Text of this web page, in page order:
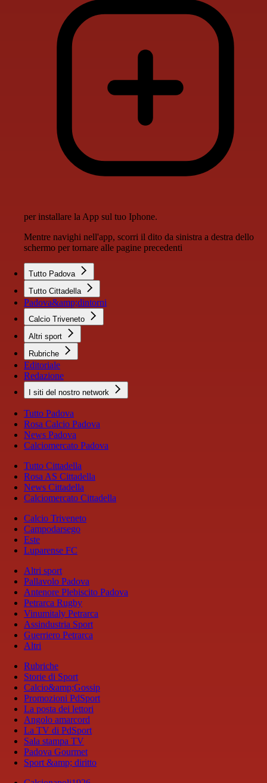
per installare la App sul tuo Iphone.
Mentre navighi nell'app, scorri il dito da sinistra a destra dello
schermo per tornare alle pagine precedenti
Tutto Padova
Tutto Cittadella
Padova&amp;dintorni
Calcio Triveneto
Altri sport
Rubriche
Editoriale
Redazione
I siti del nostro network
Tutto Padova
Rosa Calcio Padova
News Padova
Calciomercato Padova
Tutto Cittadella
Rosa AS Cittadella
News Cittadella
Calciomercato Cittadella
Calcio Triveneto
Campodarsego
Este
Luparense FC
Altri sport
Pallavolo Padova
Antenore Plebiscito Padova
Petrarca Rugby
Vinumitaly Petrarca
Assindustria Sport
Guerriero Petrarca
Altri
Rubriche
Storie di Sport
Calcio&amp;Gossip
Promozioni PdSport
La posta dei lettori
Angolo amarcord
La TV di PdSport
Sala stampa TV
Padova Gourmet
Sport &amp; diritto